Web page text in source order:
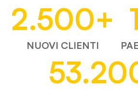
2.500+
NUOVI CLIENTI